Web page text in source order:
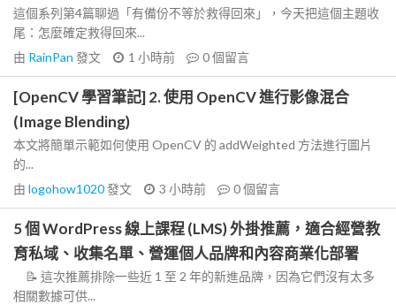
這個系列第4篇聊過「有備份不等於救得回來」，今天把這個主題收
尾：怎麼確定救得回來...
由 RainPan 發文 1 小時前 0個留言
[OpenCV 學習筆記] 2. 使用 OpenCV 進行影像混合
(Image Blending)
本文將簡單示範如何使用 OpenCV 的 addWeighted 方法進行圖片
的...
由 logohow1020發文 3 小時前 0個留言
5 個 WordPress 線上課程 (LMS) 外掛推薦，適合經營教
育私域、收集名單、營運個人品牌和內容商業化部署
📝 這次推薦排除一些近 1 至 2 年的新進品牌，因為它們沒有太多
相關數據可供...